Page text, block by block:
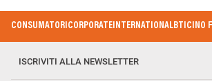
Footer
CONSUMATORICORPORATEINTERNATIONALBTICINO
ISCRIVITI ALLA NEWSLETTER